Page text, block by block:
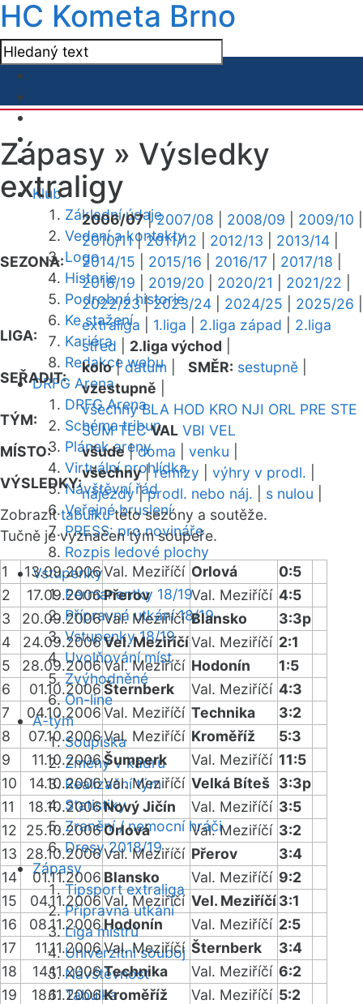
HC Kometa Brno
Klub
Základní údaje
Vedení a kontakty
Logo
Historie
Podrobná historie
Ke stažení
Kariéra
Redakce webu
DRFG Arena
DRFG Arena
Schéma tribun
Plánek areny
Virtuální prohlídka
Návštěvní řád
Veřejné bruslení
PRESS: pro novináře
Rozpis ledové plochy
Vstupenky
Permanentky 18/19
Přípravná utkání 18/19
Vstupenky 18/19
Uvolňování míst
Zvýhodněné
On-line
A-tým
Soupiska
Změny v kádru
Realizační tým
Statistiky
Zranění / nemocní hráči
Dresy 2018/19
Zápasy
Tipsport extraliga
Přípravná utkání
Liga mistrů
Univerzitní souboj
Návštěvnost
Tabulka
Zápasy » Výsledky
extraligy
SEZONA:
2006/07|2007/08 2008/09 2009/10
2010/11|2011/12 2012/13 2013/14
2014/15
2015/16 2016/17 2017/18
2018/19
2019/20 2020/21 2021/22
2022/23|2023/24 2024/25 2025/26
LIGA:
extraliga 1.liga 2.liga západ
2.liga
střed
2.liga východ
SEŘADIT:
kolo|datum SMĚR: sestupně
vzestupně
TÝM:
všechny BLA HOD KRO NJI ORL PRE STE
SUM TEC VAL VBI VEL
MÍSTO:
všude|doma venku
VÝSLEDKY:
všechny|remízy výhry v prodl.
nájezdy|prodl. nebo náj. s nulou
Zobrazittabulkutéto sezóny a soutěže.
Tučně je vyznačen tým soupeře.
1 13.09.2006Val. Meziříčí Orlová
0:5
2
17.09.2006Přerov Val. Meziříčí 4:5
3
20.09.2006Val. Meziříčí Blansko
3:3p
4
24.09.2006Vel. MeziříčíVal. Meziříčí 2:1
5
28.09.2006Val. Meziříčí Hodonín
1:5
6
01.10.2006Šternberk Val. Meziříčí 4:3
7
04.10.2006Val. Meziříčí Technika
3:2
8
07.10.2006Val. Meziříčí Kroměříž
5:3
9
11.10.2006Šumperk Val. Meziříčí 11:5
10
14.10.2006Val. Meziříčí Velká Bíteš 3:3p
11
18.10.2006Nový Jičín Val. Meziříčí 3:5
12
25.10.2006Orlová Val. Meziříčí 3:2
13
28.10.2006Val. Meziříčí Přerov
3:4
14
01.11.2006 Blansko Val. Meziříčí 9:2
15
04.11.2006Val. Meziříčí Vel. Meziříčí3:1
16
08.11.2006 Hodonín Val. Meziříčí 2:5
17
11.11.2006Val. Meziříčí Šternberk
3:4
18
14.11.2006Technika Val. Meziříčí 6:2
19
18.11.2006Kroměříž Val. Meziříčí 5:2